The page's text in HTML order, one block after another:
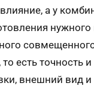
а у
нужного
есть точность
внешний вид